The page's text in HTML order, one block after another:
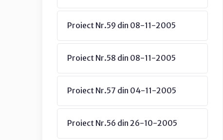
Proiect Nr.59 din 08-11-2005
Proiect Nr.58 din 08-11-2005
Proiect Nr.57 din 04-11-2005
Proiect Nr.56 din 26-10-2005